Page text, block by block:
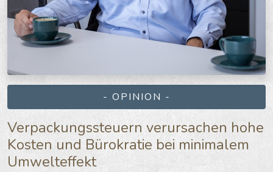
- OPINION -
Verpackungssteuern verursachen hohe
Kosten und Bürokratie bei minimalem
Umwelteffekt